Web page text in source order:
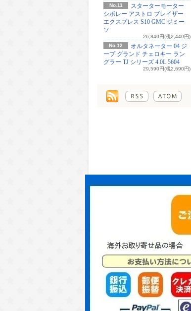
No.11
スターターモーター
シボレー アストロ ブレイザー
エクスプレス S10 GMC ジミー
ソ
26,840円(税2,440円)
No.12
オルタネーター 04 ジ
ープ グランド チェロキー ラン
グラー TJ シリーズ 4.0L 5604
29,590円(税2,690円)